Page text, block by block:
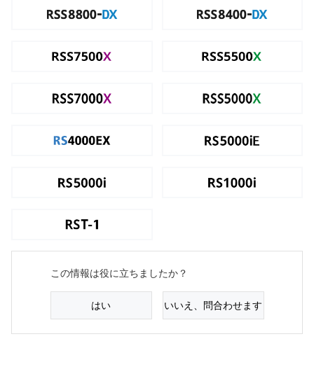
この情報は役に立ちましたか？
はい いいえ、問合わせます